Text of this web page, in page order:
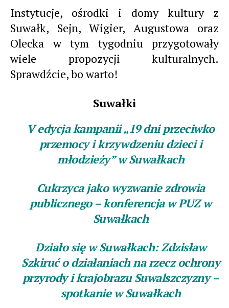
Instytucje, ośrodki i domy kultury z
Suwałk, Sejn, Wigier, Augustowa oraz
Olecka w tym tygodniu przygotowały
wiele propozycji kulturalnych.
Sprawdźcie, bo warto!
Suwałki
V edycja kampanii „19 dni przeciwko
przemocy i krzywdzeniu dzieci i
młodzieży” w Suwałkach
Cukrzyca jako wyzwanie zdrowia
publicznego – konferencja w PUZ w
Suwałkach
Działo się w Suwałkach: Zdzisław
Szkiruć o działaniach na rzecz ochrony
przyrody i krajobrazu Suwalszczyzny –
spotkanie w Suwałkach